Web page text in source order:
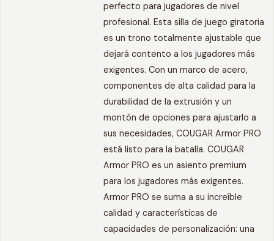
perfecto para jugadores de nivel
profesional. Esta silla de juego giratoria
es un trono totalmente ajustable que
dejará contento a los jugadores más
exigentes. Con un marco de acero,
componentes de alta calidad para la
durabilidad de la extrusión y un
montón de opciones para ajustarlo a
sus necesidades, COUGAR Armor PRO
está listo para la batalla. COUGAR
Armor PRO es un asiento premium
para los jugadores más exigentes.
Armor PRO se suma a su increíble
calidad y características de
capacidades de personalización: una